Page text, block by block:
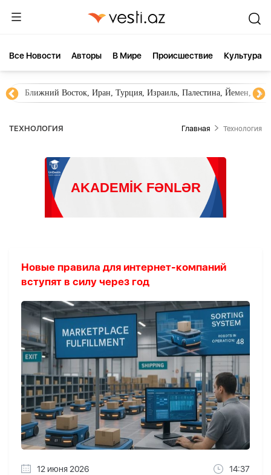
Все Новости Aвторы В Мире Происшествие Культура
Ближний Восток, Иран, Турция, Израиль, Палестина, Йемен,
ТЕХНОЛОГИЯ Главная Технология
Новые правила для интернет-компаний
вступят в силу через год
12 июня 2026 14:37